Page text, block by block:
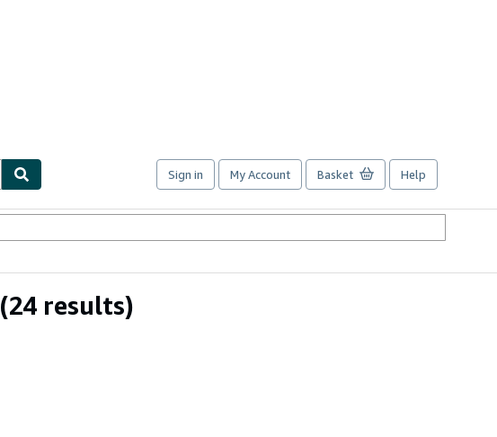
Sign in My Account Basket Help
(24 results)